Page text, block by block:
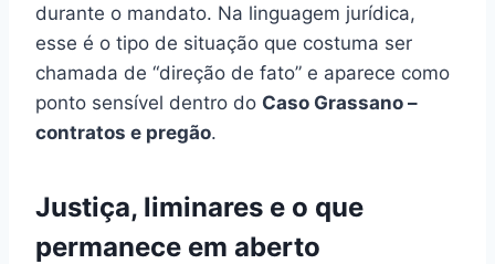
durante o mandato. Na linguagem jurídica,
esse é o tipo de situação que costuma ser
chamada de “direção de fato” e aparece como
ponto sensível dentro do Caso Grassano –
contratos e pregão.
Justiça, liminares e o que
permanece em aberto